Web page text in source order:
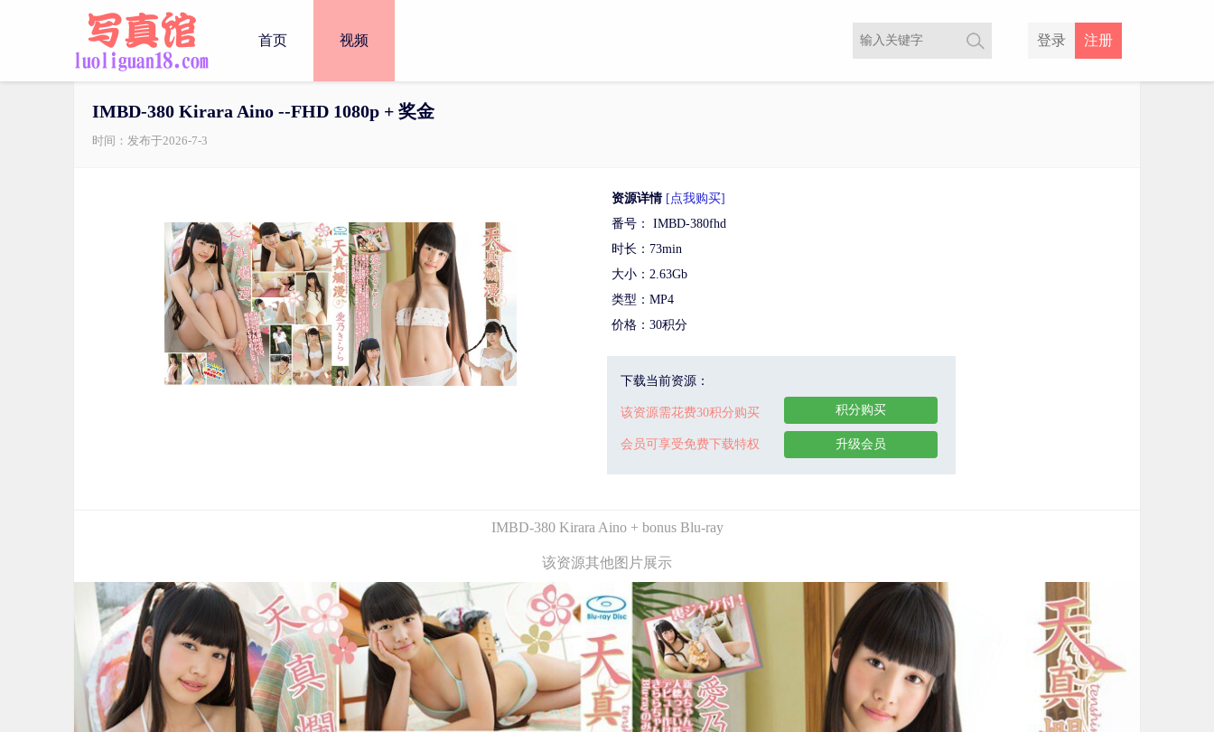
注册
登录
首页 视频
IMBD-380 Kirara Aino --FHD 1080p + 奖金
时间：发布于2026-7-3
资源详情 [点我购买]
番号： IMBD-380fhd
时长：73min
大小：2.63Gb
类型：MP4
价格：30积分
下载当前资源：
该资源需花费30积分购买
会员可享受免费下载特权
积分购买
升级会员
IMBD-380 Kirara Aino + bonus Blu-ray
该资源其他图片展示